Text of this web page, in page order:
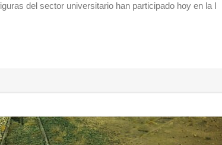
del sector universitario han participado hoy en la I